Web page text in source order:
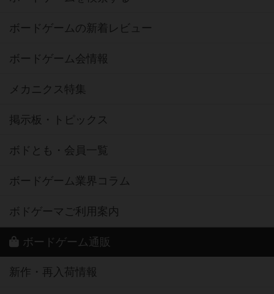
ボードゲームの新着レビュー
ボードゲーム会情報
メカニクス特集
掲示板・トピックス
ボドとも・会員一覧
ボードゲーム業界コラム
ボドゲーマご利用案内
ボードゲーム通販
新作・再入荷情報